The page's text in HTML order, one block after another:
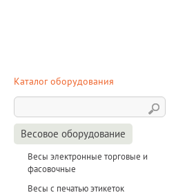
Каталог оборудования
Весовое оборудование
Весы электронные торговые и
фасовочные
Весы с печатью этикеток